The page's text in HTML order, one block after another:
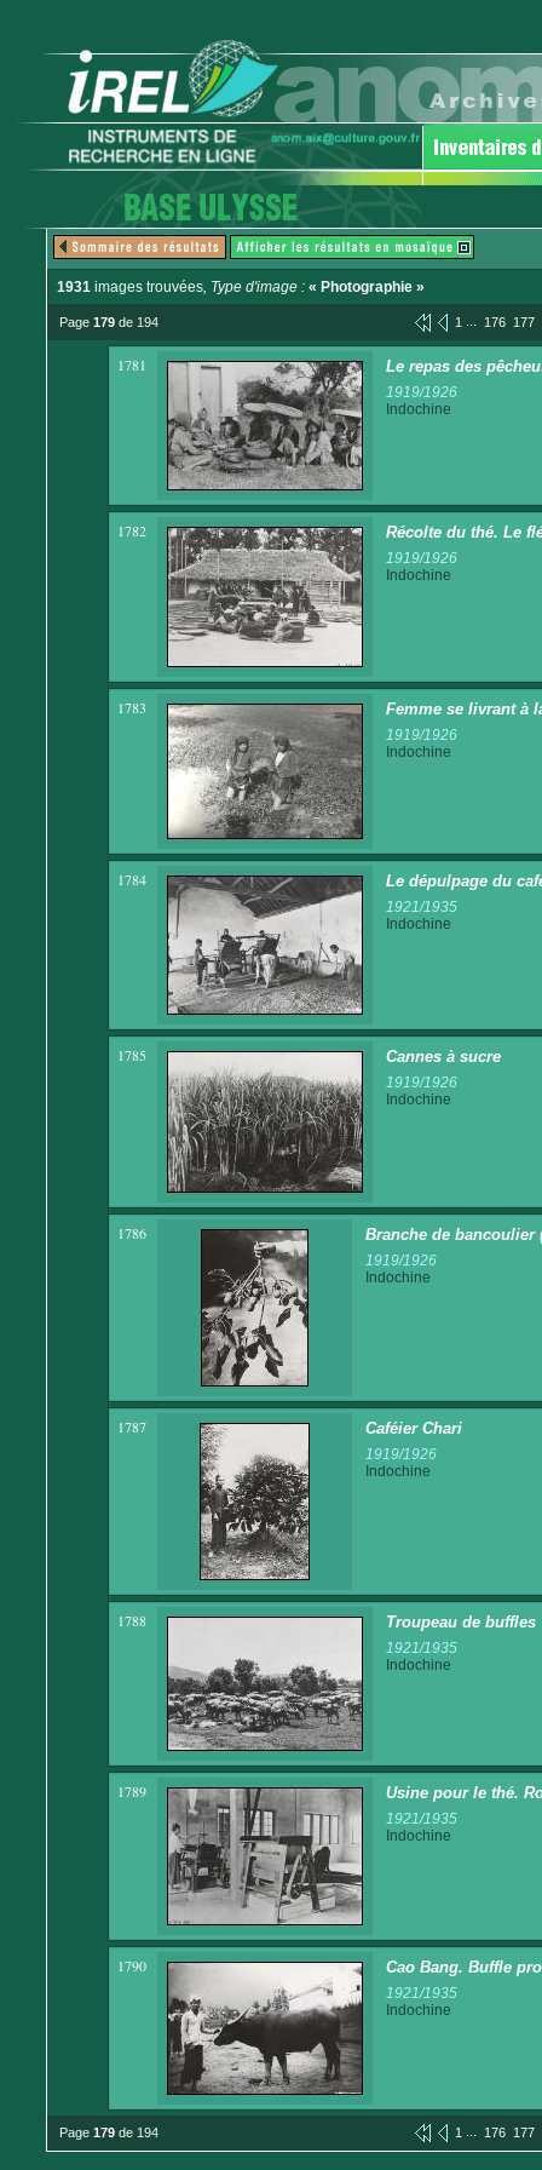
1931 images trouvées, Type d'image : « Photographie »
Page 179 de 194 1 ... 176 177
1781 Le repas des
1919/1926
Indochine
1782 Récolte du thé. Le
1919/1926
Indochine
1783 Femme se livrant à
1919/1926
Indochine
1784 Le dépulpage du
1921/1935
Indochine
1785 Cannes à sucre
1919/1926
Indochine
1786 Branche de
1919/1926
Indochine
1787 Caféier Chari
1919/1926
Indochine
1788 Troupeau de buffles
1921/1935
Indochine
1789 Usine pour le thé.
1921/1935
Indochine
1790 Cao Bang. Buffle
1921/1935
Indochine
Page 179 de 194 1 ... 176 177